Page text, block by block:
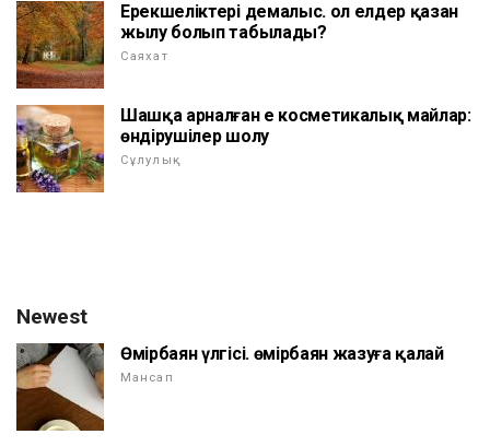
Ерекшеліктері демалыс. ол елдер қазан
жылу болып табылады?
Саяхат
Шашқа арналған ең косметикалық майлар:
өндірушілер шолу
Сұлулық
Newest
Өмірбаян үлгісі. өмірбаян жазуға қалай
Мансап